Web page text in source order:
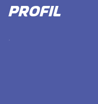
profil